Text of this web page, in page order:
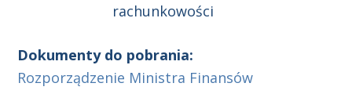
rachunkowości
Dokumenty do pobrania:
Rozporządzenie Ministra Finansów